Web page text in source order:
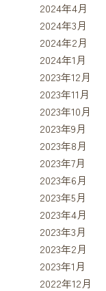
2024年4月
2024年3月
2024年2月
2024年1月
2023年12月
2023年11月
2023年10月
2023年9月
2023年8月
2023年7月
2023年6月
2023年5月
2023年4月
2023年3月
2023年2月
2023年1月
2022年12月